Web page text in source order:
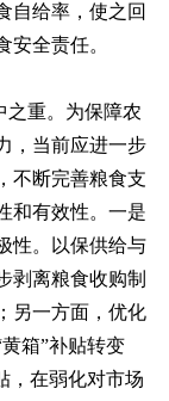
自给率，使之回
安全责任。
之重。为保障农
，当前应进一步
不断完善粮食支
和有效性。一是
性。以保供给与
剥离粮食收购制
另一方面，优化
箱”补贴转变
，在弱化对市场